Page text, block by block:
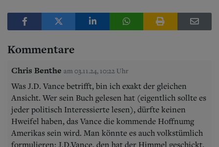
Kommentare
Chris Benthe am 03.11.24, 10:22 Uhr
Was J.D. Vance betrifft, bin ich exakt der gleichen
Ansicht. Wer sein Buch gelesen hat (eigentlich sollte es
jeder politisch Interessierte lesen), dürfte keinen
Hweifel haben, das Vance die kommende Hoffnumg
Amerikas sein wird. Man könnte es auch volkstümlich
formulieren: J.D.Vance, den hat der Himmel geschickt.